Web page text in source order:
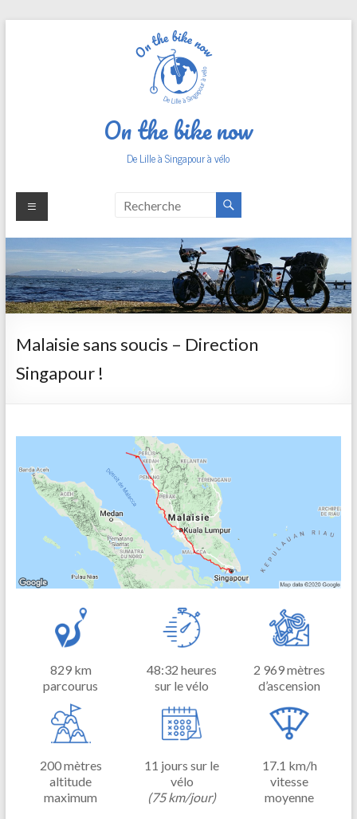
On the bike now
De Lille à Singapour à vélo
Malaisie sans soucis – Direction
Singapour !
829 km
parcourus
48:32 heures
sur le vélo
2 969 mètres
d’ascension
200 mètres
altitude
maximum
11 jours sur le
vélo
(75 km/jour)
17.1 km/h
vitesse
moyenne